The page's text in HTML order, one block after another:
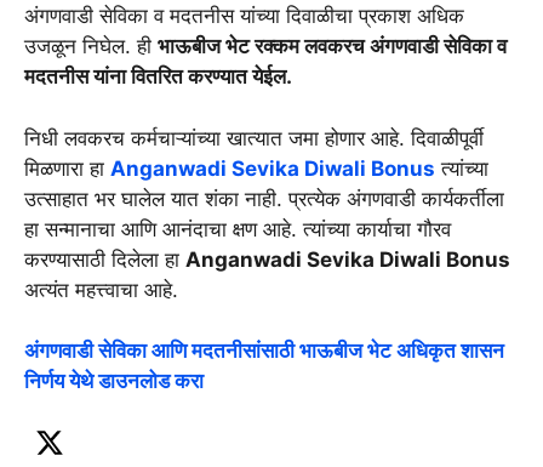
अंगणवाडी सेविका व मदतनीस यांच्या दिवाळीचा प्रकाश अधिक
उजळून निघेल. ही भाऊबीज भेट रक्कम लवकरच अंगणवाडी सेविका व
मदतनीस यांना वितरित करण्यात येईल.
निधी लवकरच कर्मचाऱ्यांच्या खात्यात जमा होणार आहे. दिवाळीपूर्वी
मिळणारा हा Anganwadi Sevika Diwali Bonus त्यांच्या
उत्साहात भर घालेल यात शंका नाही. प्रत्येक अंगणवाडी कार्यकर्तीला
हा सन्मानाचा आणि आनंदाचा क्षण आहे. त्यांच्या कार्याचा गौरव
करण्यासाठी दिलेला हा Anganwadi Sevika Diwali Bonus
अत्यंत महत्त्वाचा आहे.
अंगणवाडी सेविका आणि मदतनीसांसाठी भाऊबीज भेट अधिकृत शासन
निर्णय येथे डाउनलोड करा